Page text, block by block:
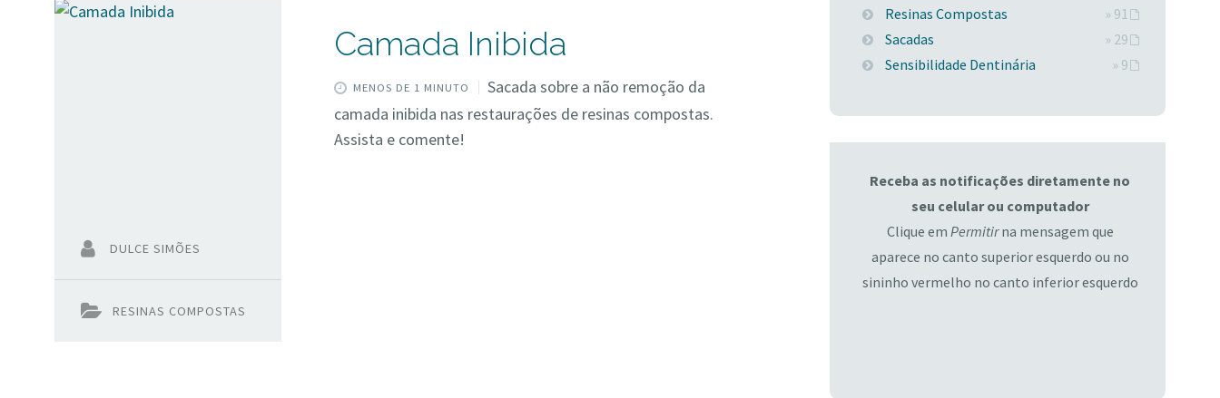
RESINAS COMPOSTAS
DULCE SIMÕES
Camada Inibida
MENOS DE 1 MINUTO
Sacada sobre a não remoção da
camada inibida nas restaurações de resinas compostas.
Assista e comente!
Resinas Compostas
» 91
Sacadas
» 29
Sensibilidade Dentinária
» 9
Receba as notificações diretamente no
seu celular ou computador
Clique em Permitirna mensagem que
aparece no canto superior esquerdo ou no
sininho vermelho no canto inferior esquerdo